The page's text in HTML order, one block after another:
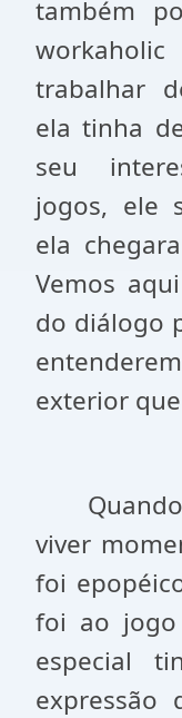
também
trabalhar
ela tinha
seu
jogos, ele
ela
Vemos
do diálogo
exterior
viver
foi
foi ao jogo
especial
expressão